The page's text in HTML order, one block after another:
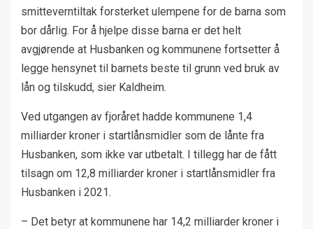
smitteverntiltak forsterket ulempene for de barna som
bor dårlig. For å hjelpe disse barna er det helt
avgjørende at Husbanken og kommunene fortsetter å
legge hensynet til barnets beste til grunn ved bruk av
lån og tilskudd, sier Kaldheim.
Ved utgangen av fjoråret hadde kommunene 1,4
milliarder kroner i startlånsmidler som de lånte fra
Husbanken, som ikke var utbetalt. I tillegg har de fått
tilsagn om 12,8 milliarder kroner i startlånsmidler fra
Husbanken i 2021.
– Det betyr at kommunene har 14,2 milliarder kroner i